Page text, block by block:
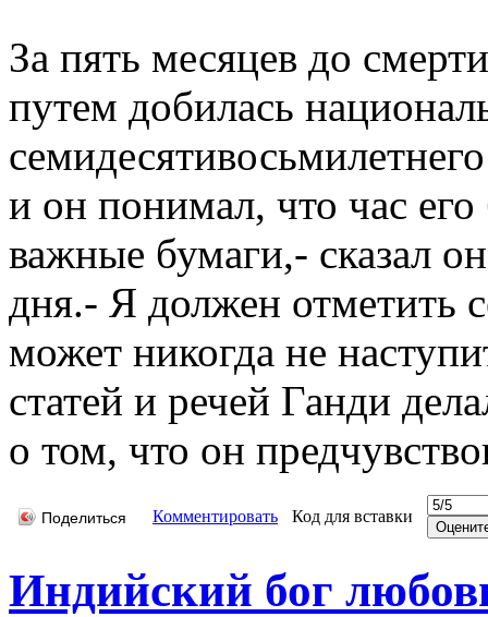
За пять месяцев до
путем добилась
и он понимал, что час
важные бумаги,- сказал
дня.- Я должен отметить
может никогда не
статей и речей Ганди
о том, что он
Поделиться Комментировать Код для вставки
Индийский бог